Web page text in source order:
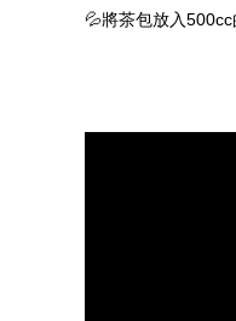
💦將茶包放入500cc